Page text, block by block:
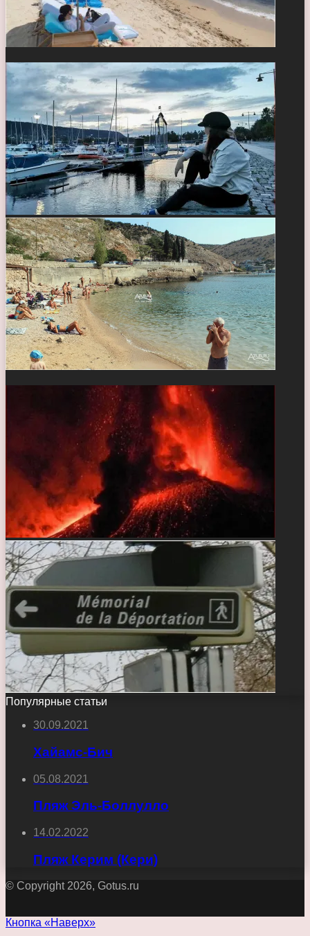
Популярные статьи
30.09.2021
Хайамс-Бич
05.08.2021
Пляж Эль-Боллулло
14.02.2022
Пляж Керим (Кери)
© Copyright 2026, Gotus.ru
Кнопка «Наверх»